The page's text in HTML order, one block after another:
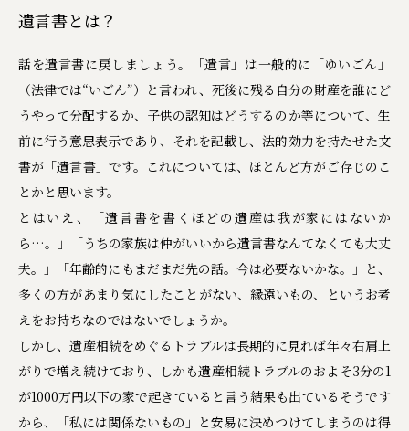
遺言書とは？
話を遺言書に戻しましょう。「遺言」は一般的に「ゆいごん」
（法律では“いごん”）と言われ、死後に残る自分の財産を誰にど
うやって分配するか、子供の認知はどうするのか等について、生
前に行う意思表示であり、それを記載し、法的効力を持たせた文
書が「遺言書」です。これについては、ほとんど方がご存じのこ
とかと思います。
とはいえ、「遺言書を書くほどの遺産は我が家にはないか
ら…。」「うちの家族は仲がいいから遺言書なんてなくても大丈
夫。」「年齢的にもまだまだ先の話。今は必要ないかな。」と、
多くの方があまり気にしたことがない、縁遠いもの、というお考
えをお持ちなのではないでしょうか。
しかし、遺産相続をめぐるトラブルは長期的に見れば年々右肩上
がりで増え続けており、しかも遺産相続トラブルのおよそ3分の1
が1000万円以下の家で起きていると言う結果も出ているそうです
から、「私には関係ないもの」と安易に決めつけてしまうのは得